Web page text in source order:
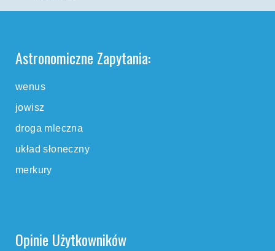
Astronomiczne Zapytania:
wenus
jowisz
droga mleczna
układ słoneczny
merkury
Opinie Użytkowników